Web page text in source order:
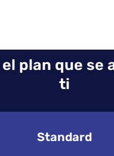
plan que se
ti
Standard